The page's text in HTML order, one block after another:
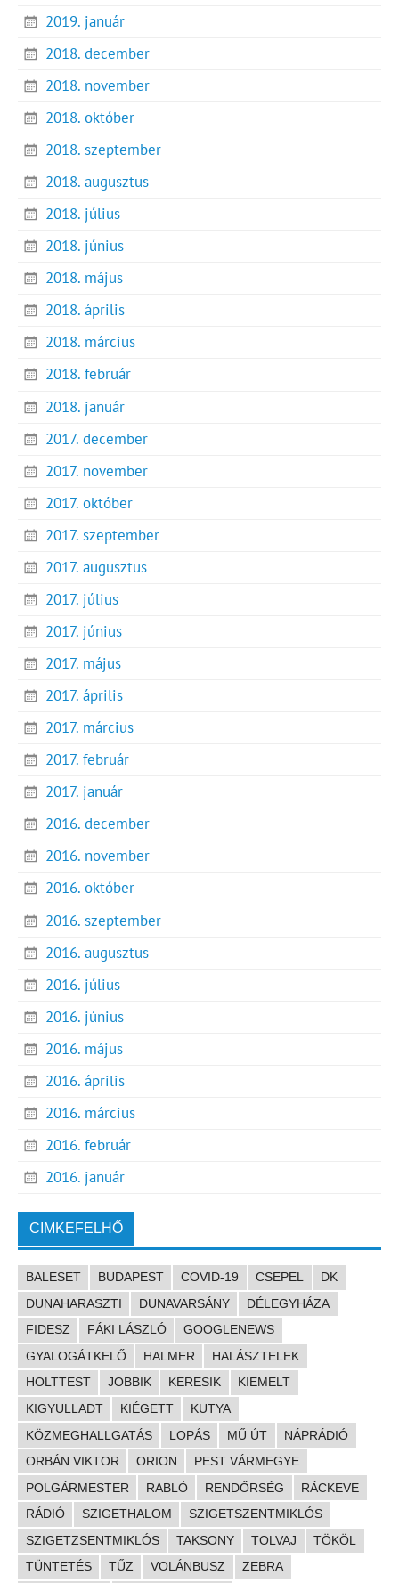
2019. január
2018. december
2018. november
2018. október
2018. szeptember
2018. augusztus
2018. július
2018. június
2018. május
2018. április
2018. március
2018. február
2018. január
2017. december
2017. november
2017. október
2017. szeptember
2017. augusztus
2017. július
2017. június
2017. május
2017. április
2017. március
2017. február
2017. január
2016. december
2016. november
2016. október
2016. szeptember
2016. augusztus
2016. július
2016. június
2016. május
2016. április
2016. március
2016. február
2016. január
CIMKEFELHŐ
BALESET BUDAPEST COVID-19 CSEPEL
DK
DUNAHARASZTI
DUNAVARSÁNY
DÉLEGYHÁZA
FIDESZ
FÁKI LÁSZLÓ
GOOGLENEWS
GYALOGÁTKELŐ
HALMER
HALÁSZTELEK
HOLTTEST
JOBBIK KERESIK
KIEMELT
KIGYULLADT
KIÉGETT
KUTYA
KÖZMEGHALLGATÁS
LOPÁS MŰ ÚT
NÁPRÁDIÓ
ORBÁN VIKTOR
ORION
PEST VÁRMEGYE
POLGÁRMESTER
RABLÓ RENDŐRSÉG
RÁCKEVE
RÁDIÓ
SZIGETHALOM
SZIGETSZENTMIKLÓS
SZIGETZSENTMIKLÓS
TAKSONY TOLVAJ
TÖKÖL
TÜNTETÉS
TŰZ VOLÁNBUSZ ZEBRA